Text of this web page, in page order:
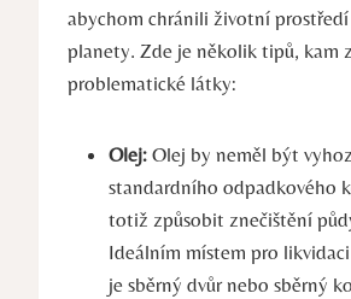
abychom chránili životní prostředí
planety. Zde je několik tipů, kam
problematické látky:
Olej: Olej by neměl být
standardního odpadkového
totiž způsobit znečištění
Ideálním místem pro
je sběrný dvůr nebo sběrný